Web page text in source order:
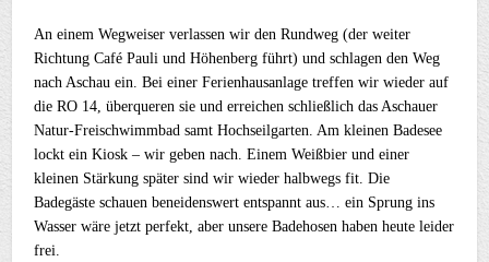
An einem Wegweiser verlassen wir den Rundweg (der weiter
Richtung Café Pauli und Höhenberg führt) und schlagen den Weg
nach Aschau ein. Bei einer Ferienhausanlage treffen wir wieder auf
die RO 14, überqueren sie und erreichen schließlich das Aschauer
Natur-Freischwimmbad samt Hochseilgarten. Am kleinen Badesee
lockt ein Kiosk – wir geben nach. Einem Weißbier und einer
kleinen Stärkung später sind wir wieder halbwegs fit. Die
Badegäste schauen beneidenswert entspannt aus… ein Sprung ins
Wasser wäre jetzt perfekt, aber unsere Badehosen haben heute leider
frei.